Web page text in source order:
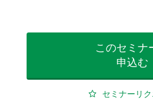
このセミナ
申込む
セミナーリク